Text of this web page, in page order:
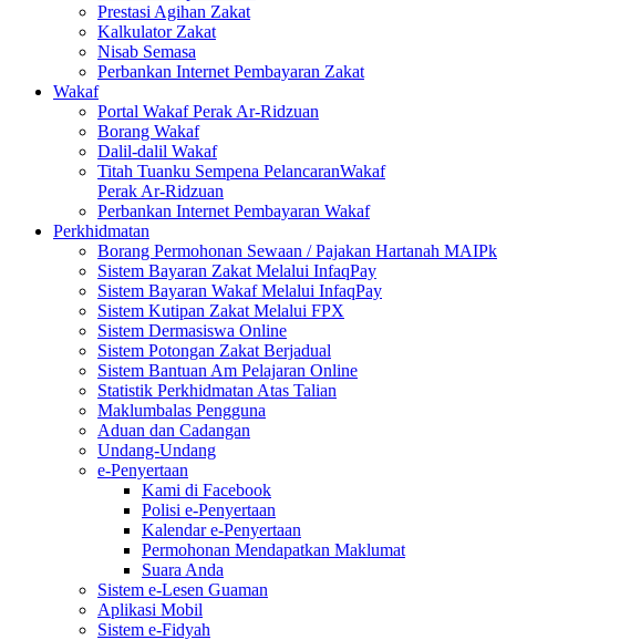
Prestasi Agihan Zakat
Kalkulator Zakat
Nisab Semasa
Perbankan Internet Pembayaran Zakat
Wakaf
Portal Wakaf Perak Ar-Ridzuan
Borang Wakaf
Dalil-dalil Wakaf
Titah Tuanku Sempena PelancaranWakaf
Perak Ar-Ridzuan
Perbankan Internet Pembayaran Wakaf
Perkhidmatan
Borang Permohonan Sewaan / Pajakan Hartanah MAIPk
Sistem Bayaran Zakat Melalui InfaqPay
Sistem Bayaran Wakaf Melalui InfaqPay
Sistem Kutipan Zakat Melalui FPX
Sistem Dermasiswa Online
Sistem Potongan Zakat Berjadual
Sistem Bantuan Am Pelajaran Online
Statistik Perkhidmatan Atas Talian
Maklumbalas Pengguna
Aduan dan Cadangan
Undang-Undang
e-Penyertaan
Kami di Facebook
Polisi e-Penyertaan
Kalendar e-Penyertaan
Permohonan Mendapatkan Maklumat
Suara Anda
Sistem e-Lesen Guaman
Aplikasi Mobil
Sistem e-Fidyah